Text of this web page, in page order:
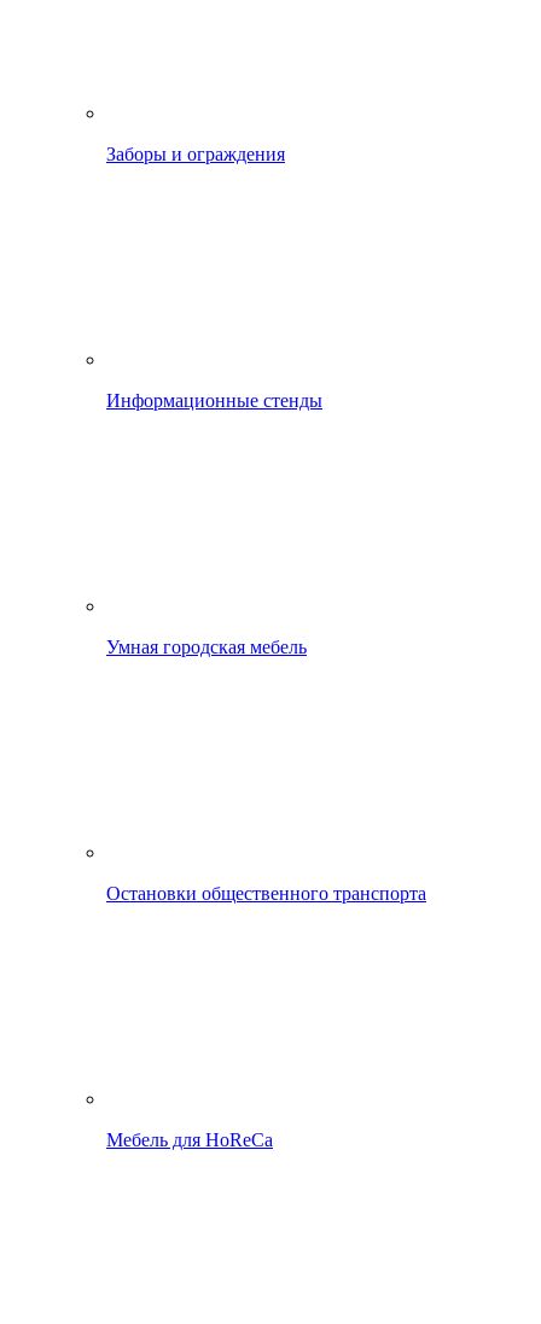
Заборы и ограждения
Информационные стенды
Умная городская мебель
Остановки общественного транспорта
Мебель для HoReCa